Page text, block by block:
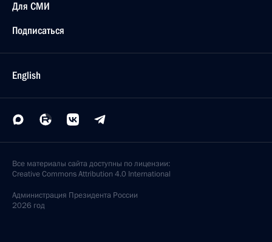
Для СМИ
Подписаться
English
Все материалы сайта доступны по лицензии:
Creative Commons Attribution 4.0 International
Администрация Президента России
2026 год